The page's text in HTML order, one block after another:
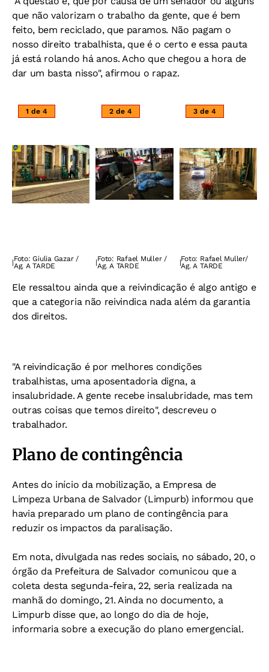
que não valorizam o trabalho da gente, que é bem
feito, bem reciclado, que paramos. Não pagam o
nosso direito trabalhista, que é o certo e essa pauta
já está rolando há anos. Acho que chegou a hora de
dar um basta nisso", afirmou o rapaz.
1 de 4
|Foto: Giulia Gazar /
Ag. A TARDE
2 de 4
|Foto: Rafael Muller /
Ag. A TARDE
3 de 4
|Foto: Rafael Muller/
Ag. A TARDE
Ele ressaltou ainda que a reivindicação é algo antigo e
que a categoria não reivindica nada além da garantia
dos direitos.
"A reivindicação é por melhores condições
trabalhistas, uma aposentadoria digna, a
insalubridade. A gente recebe insalubridade, mas tem
outras coisas que temos direito", descreveu o
trabalhador.
Plano de contingência
Antes do início da mobilização, a Empresa de
Limpeza Urbana de Salvador (Limpurb) informou que
havia preparado um plano de contingência para
reduzir os impactos da paralisação.
Em nota, divulgada nas redes sociais, no sábado, 20, o
órgão da Prefeitura de Salvador comunicou que a
coleta desta segunda-feira, 22, seria realizada na
manhã do domingo, 21. Ainda no documento, a
Limpurb disse que, ao longo do dia de hoje,
informaria sobre a execução do plano emergencial.